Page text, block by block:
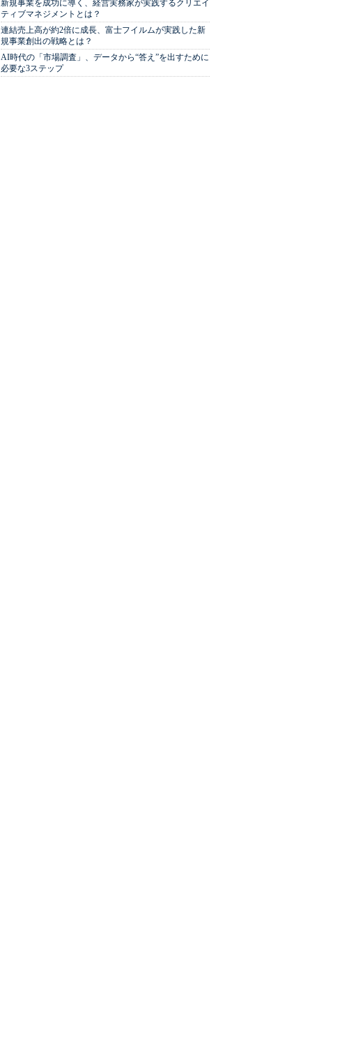
新規事業を成功に導く、経営実務家が実践するクリエイ
ティブマネジメントとは？
連結売上高が約2倍に成長、富士フイルムが実践した新
規事業創出の戦略とは？
AI時代の「市場調査」、データから“答え”を出すために
必要な3ステップ